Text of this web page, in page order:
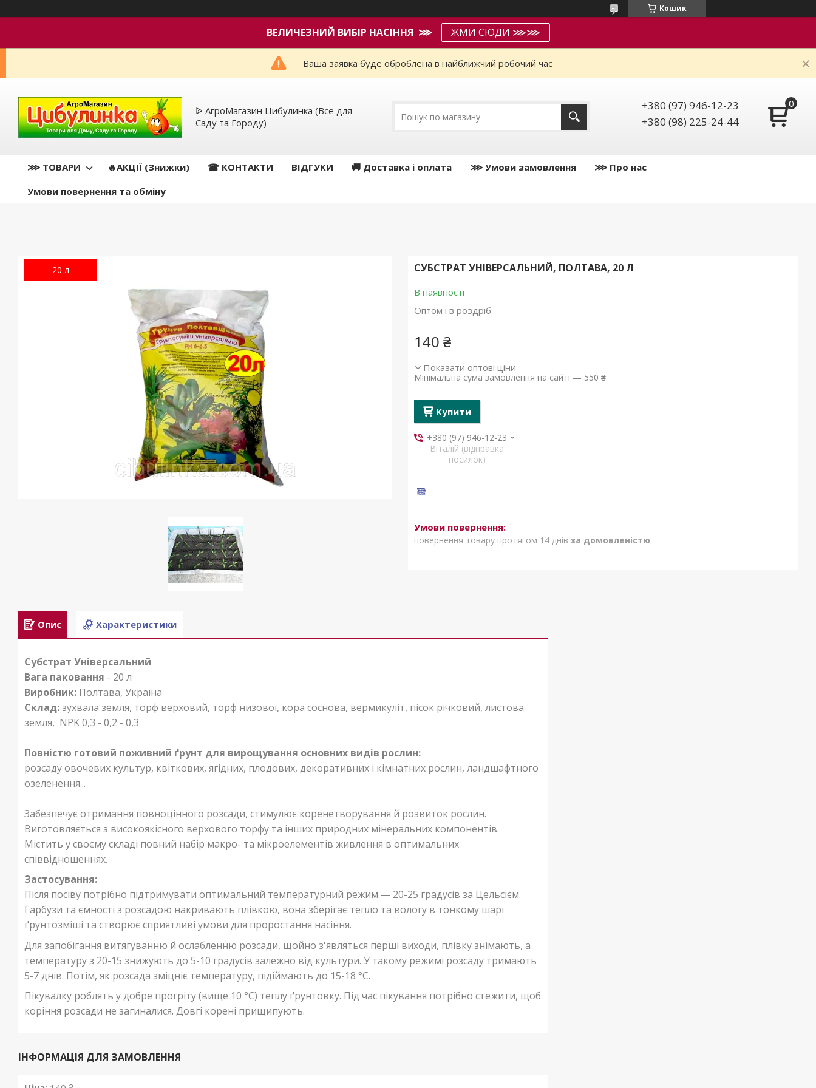
Кошик
ВЕЛИЧЕЗНИЙ ВИБІР НАСІННЯ ⋙ ЖМИ СЮДИ ⋙⋙
Ваша заявка буде оброблена в найближчий робочий час
ᐉ АгроМагазин Цибулинка (Все для
Саду та Городу)
+380 (97) 946-12-23
+380 (98) 225-24-44
⋙ ТОВАРИ 🔥АКЦІЇ (Знижки) ☎ КОНТАКТИ ВІДГУКИ 🚚 Доставка і оплата ⋙ Умови замовлення
⋙ Про нас
Умови повернення та обміну
20 л СУБСТРАТ УНІВЕРСАЛЬНИЙ, ПОЛТАВА, 20 Л
В наявності
Оптом і в роздріб
140 ₴
Показати оптові ціни
Мінімальна сума замовлення на сайті — 550 ₴
Купити
+380 (97) 946-12-23
Віталій (відправка
посилок)
повернення товару протягом 14 днів за домовленістю
Опис Характеристики
Субстрат Універсальний
Вага паковання - 20 л
Виробник: Полтава, Україна
Склад: зухвала земля, торф верховий, торф низової, кора соснова, вермикуліт, пісок річковий, листова
земля, NPK 0,3 - 0,2 - 0,3
Повністю готовий поживний ґрунт для вирощування основних видів рослин:
розсаду овочевих культур, квіткових, ягідних, плодових, декоративних і кімнатних рослин, ландшафтного
озеленення...
Забезпечує отримання повноцінного розсади, стимулює коренетворування й розвиток рослин.
Виготовляється з високоякісного верхового торфу та інших природних мінеральних компонентів.
Містить у своєму складі повний набір макро- та мікроелементів живлення в оптимальних
співвідношеннях.
Застосування:
Після посіву потрібно підтримувати оптимальний температурний режим — 20-25 градусів за Цельсієм.
Гарбузи та ємності з розсадою накривають плівкою, вона зберігає тепло та вологу в тонкому шарі
ґрунтозміші та створює сприятливі умови для проростання насіння.
Для запобігання витягуванню й ослабленню розсади, щойно з'являться перші виходи, плівку знімають, а
температуру з 20-15 знижують до 5-10 градусів залежно від культури. У такому режимі розсаду тримають
5-7 днів. Потім, як розсада зміцніє температуру, підіймають до 15-18 °C.
Пікувалку роблять у добре прогріту (вище 10 °C) теплу ґрунтовку. Під час пікування потрібно стежити, щоб
коріння розсади не загиналися. Довгі корені прищипують.
ІНФОРМАЦІЯ ДЛЯ ЗАМОВЛЕННЯ